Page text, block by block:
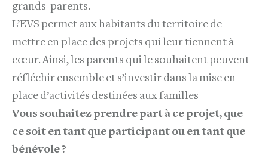
grands-parents.
L’EVS permet aux habitants du territoire de
mettre en place des projets qui leur tiennent à
cœur. Ainsi, les parents qui le souhaitent peuvent
réfléchir ensemble et s’investir dans la mise en
place d’activités destinées aux familles
Vous souhaitez prendre part à ce projet, que
ce soit en tant que participant ou en tant que
bénévole ?